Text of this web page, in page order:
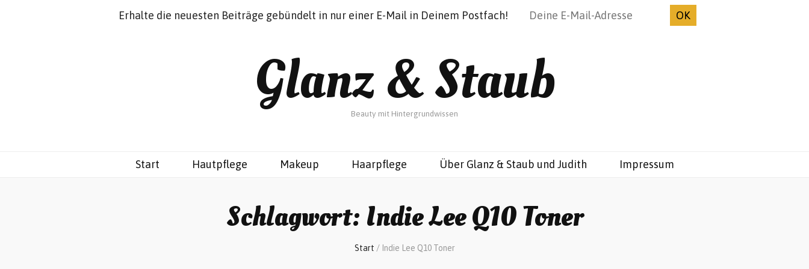
Datenschutz
Glanz & Staub
Beauty mit Hintergrundwissen
Start Hautpflege Makeup Haarpflege Über Glanz & Staub und Judith Impressum
Schlagwort: Indie Lee Q10 Toner
Start / Indie Lee Q10 Toner
Erhalte die neuesten Beiträge gebündelt in nur einer E-Mail in Deinem Postfach!